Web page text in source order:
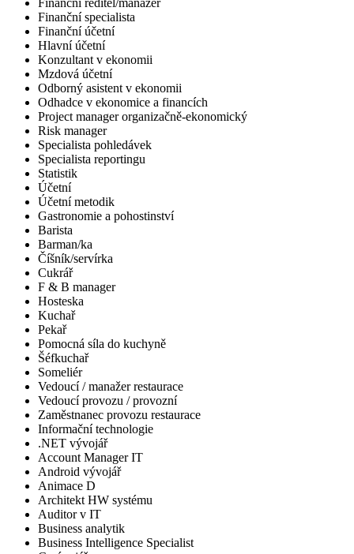
Finanční ředitel/manažer
Finanční specialista
Finanční účetní
Hlavní účetní
Konzultant v ekonomii
Mzdová účetní
Odborný asistent v ekonomii
Odhadce v ekonomice a financích
Project manager organizačně-ekonomický
Risk manager
Specialista pohledávek
Specialista reportingu
Statistik
Účetní
Účetní metodik
Gastronomie a pohostinství
Barista
Barman/ka
Číšník/servírka
Cukrář
F & B manager
Hosteska
Kuchař
Pekař
Pomocná síla do kuchyně
Šéfkuchař
Someliér
Vedoucí / manažer restaurace
Vedoucí provozu / provozní
Zaměstnanec provozu restaurace
Informační technologie
.NET vývojář
Account Manager IT
Android vývojář
Animace D
Architekt HW systému
Auditor v IT
Business analytik
Business Intelligence Specialist